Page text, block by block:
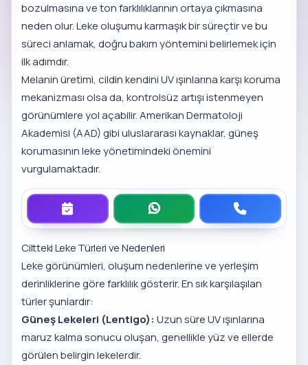
bozulmasına ve ton farklılıklarının ortaya çıkmasına
neden olur. Leke oluşumu karmaşık bir süreçtir ve bu
süreci anlamak, doğru bakım yöntemini belirlemek için
ilk adımdır.
Melanin üretimi, cildin kendini UV ışınlarına karşı koruma
mekanizması olsa da, kontrolsüz artışı istenmeyen
görünümlere yol açabilir.Amerikan Dermatoloji
Akademisi (AAD)gibi uluslararası kaynaklar, güneş
korumasının leke yönetimindeki önemini
vurgulamaktadır.
Ciltteki Leke Türleri ve Nedenleri
Leke görünümleri, oluşum nedenlerine ve yerleşim
derinliklerine göre farklılık gösterir. En sık karşılaşılan
türler şunlardır:
Güneş Lekeleri (Lentigo): Uzun süre UV ışınlarına
maruz kalma sonucu oluşan, genellikle yüz ve ellerde
görülen belirgin lekelerdir.